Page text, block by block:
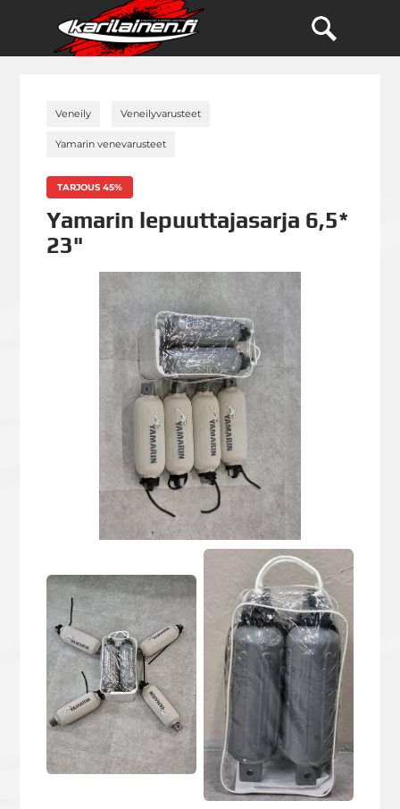
Veneily Veneilyvarusteet
Yamarin venevarusteet
TARJOUS 45%
Yamarin lepuuttajasarja 6,5*
23"